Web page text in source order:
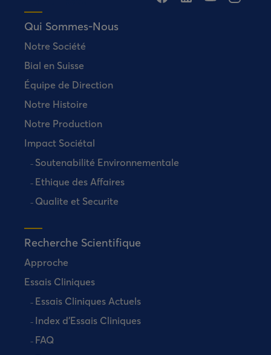
Qui Sommes-Nous
Notre Société
Bial en Suisse
Équipe de Direction
Notre Histoire
Notre Production
Impact Sociétal
Soutenabilité Environnementale
Ethique des Affaires
Qualite et Securite
Recherche Scientifique
Approche
Essais Cliniques
Essais Cliniques Actuels
Index d’Essais Cliniques
FAQ